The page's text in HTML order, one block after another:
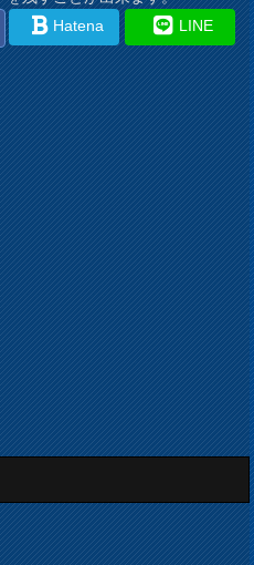
Hatena LINE